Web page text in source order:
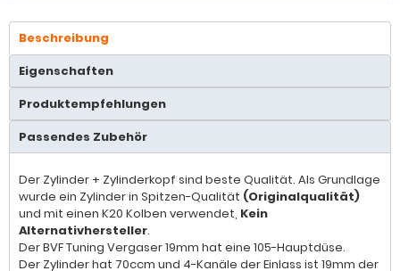
Beschreibung
Eigenschaften
Produktempfehlungen
Passendes Zubehör
Der Zylinder + Zylinderkopf sind beste Qualität. Als Grundlage
wurde ein Zylinder in Spitzen-Qualität (Originalqualität)
und mit einen K20 Kolben verwendet, Kein
Alternativhersteller.
Der BVF Tuning Vergaser 19mm hat eine 105-Hauptdüse.
Der Zylinder hat 70ccm und 4-Kanäle der Einlass ist 19mm der